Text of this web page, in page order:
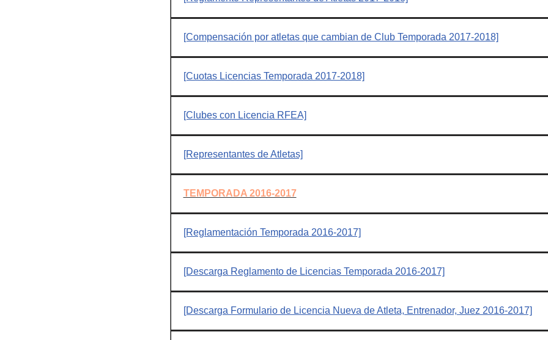
[Compensación por atletas que cambian de Club Temporada 2017-2018]
[Cuotas Licencias Temporada 2017-2018]
[Clubes con Licencia RFEA]
[Representantes de Atletas]
TEMPORADA 2016-2017
[Reglamentación Temporada 2016-2017]
[Descarga Reglamento de Licencias Temporada 2016-2017]
[Descarga Formulario de Licencia Nueva de Atleta, Entrenador, Juez 2016-2017]